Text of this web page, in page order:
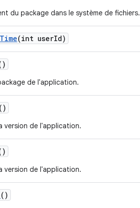
du package dans le système de fichiers.
Time(int userId)
de l'application.
()
version de l'application.
version de l'application.
()